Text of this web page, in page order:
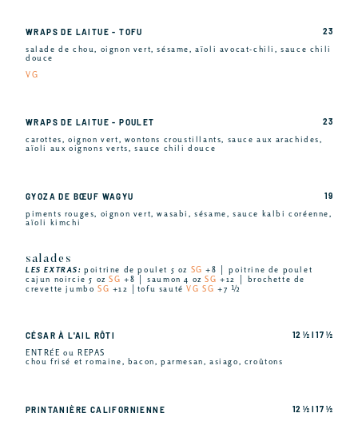
WRAPS DE LAITUE - TOFU
salade de chou, oignon vert, sésame, aïoli avocat-chili, sauce chili
douce
VG
23
WRAPS DE LAITUE - POULET
carottes, oignon vert, wontons croustillants, sauce aux arachides,
aïoli aux oignons verts, sauce chili douce
23
GYOZA DE BŒUF WAGYU
piments rouges, oignon vert, wasabi, sésame, sauce kalbi coréenne,
aïoli kimchi
19
salades
LES EXTRAS: poitrine de poulet 5 oz SG +8 │ poitrine de poulet
cajun noircie 5 ozSG +8 │ saumon 4 ozSG +12 │ brochette de
crevette jumbo SG +12 │tofu sautéVG SG +7 ½
CÉSAR À L'AIL RÔTI
ENTRÉE ou REPAS
chou frisé et romaine, bacon, parmesan, asiago, croûtons
12 ½ I 17 ½
PRINTANIÈRE CALIFORNIENNE 12 ½ I 17 ½